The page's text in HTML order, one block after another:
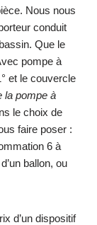
Nous nous
conduit
Que le
pompe à
et le couvercle
la pompe à
le choix de
faire poser :
6 à
ballon, ou
d’un dispositif